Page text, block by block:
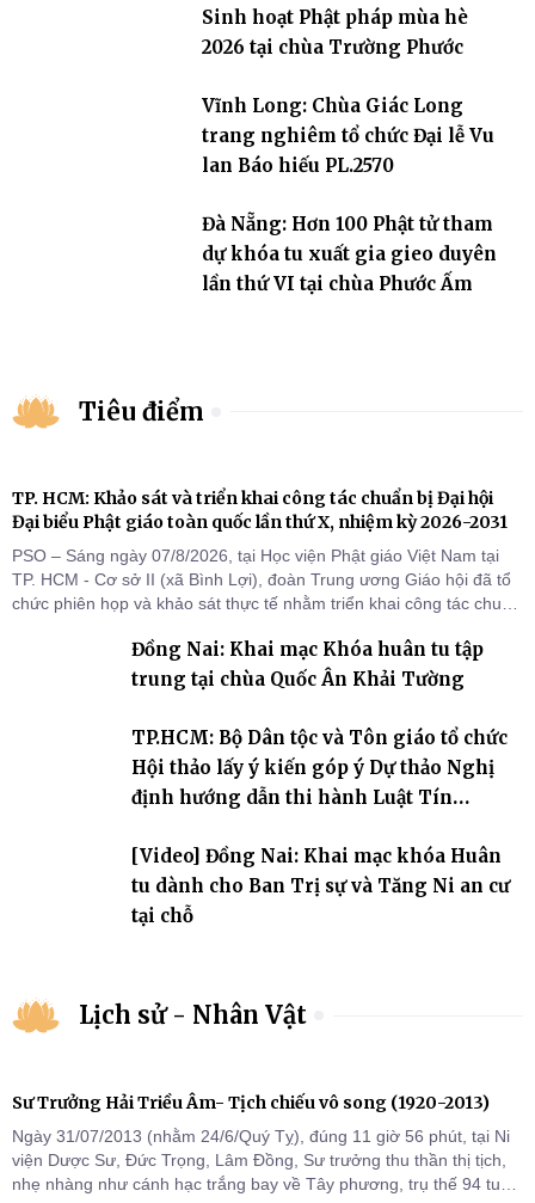
Sinh hoạt Phật pháp mùa hè
2026 tại chùa Trường Phước
Vĩnh Long: Chùa Giác Long
trang nghiêm tổ chức Đại lễ Vu
lan Báo hiếu PL.2570
Đà Nẵng: Hơn 100 Phật tử tham
dự khóa tu xuất gia gieo duyên
lần thứ VI tại chùa Phước Ấm
Tiêu điểm
TP. HCM: Khảo sát và triển khai công tác chuẩn bị Đại hội
Đại biểu Phật giáo toàn quốc lần thứ X, nhiệm kỳ 2026-2031
PSO – Sáng ngày 07/8/2026, tại Học viện Phật giáo Việt Nam tại
TP. HCM - Cơ sở II (xã Bình Lợi), đoàn Trung ương Giáo hội đã tổ
chức phiên họp và khảo sát thực tế nhằm triển khai công tác chuẩn
Đồng Nai: Khai mạc Khóa huân tu tập
trung tại chùa Quốc Ân Khải Tường
TP.HCM: Bộ Dân tộc và Tôn giáo tổ chức
Hội thảo lấy ý kiến góp ý Dự thảo Nghị
định hướng dẫn thi hành Luật Tín
[Video] Đồng Nai: Khai mạc khóa Huân
tu dành cho Ban Trị sự và Tăng Ni an cư
tại chỗ
Lịch sử - Nhân Vật
Sư Trưởng Hải Triều Âm- Tịch chiếu vô song (1920-2013)
Ngày 31/07/2013 (nhằm 24/6/Quý Tỵ), đúng 11 giờ 56 phút, tại Ni
viện Dược Sư, Đức Trọng, Lâm Đồng, Sư trưởng thu thần thị tịch,
nhẹ nhàng như cánh hạc trắng bay về Tây phương, trụ thế 94 tuổi